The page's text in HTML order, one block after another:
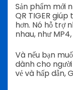
Sản phẩm mới
QR TIGER
hơn. Nó hỗ trợ
nhau, như
Và nếu bạn
dành cho
vẻ và hấp dẫn,